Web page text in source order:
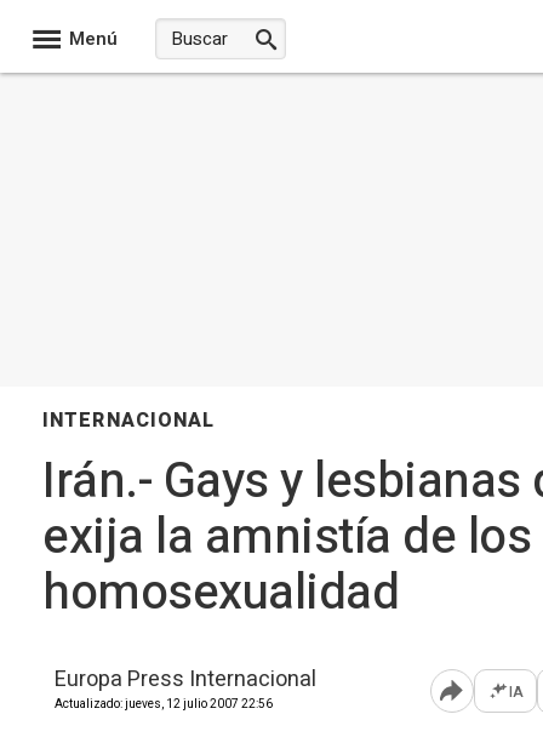
Menú
INTERNACIONAL
Irán.- Gays y
exija la amnistía de
homosexualidad
Europa Press Internacional
Actualizado: jueves, 12 julio 2007 22:56 Abrir IA